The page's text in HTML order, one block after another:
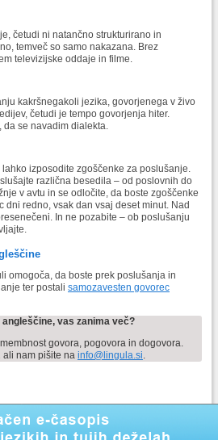
četudi ni natančno strukturirano in
temveč so samo nakazana. Brez
televizijske oddaje in filme.
kakršnegakoli jezika, govorjenega v živo
četudi je tempo govorjenja hiter.
da se navadim dialekta.
izposodite zgoščenke za poslušanje.
različna besedila – od poslovnih do
v avtu in se odločite, da boste zgoščenke
dni redno, vsak dan vsaj deset minut. Nad
In ne pozabite – ob poslušanju
omogoča, da boste prek poslušanja in
ter postali samozavesten govorec
vas zanima več?
govora, pogovora in dogovora.
ali nam pišite na info@lingula.si.